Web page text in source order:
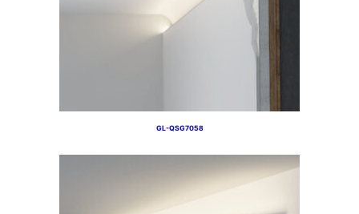
GL-QSG7058